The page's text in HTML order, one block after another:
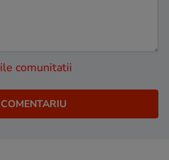
comunitatii